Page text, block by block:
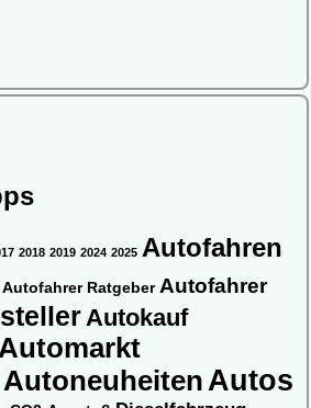
2018 2019 2024 2025 Autofahren
Autofahrer Ratgeber Autofahrer
Autokauf
Automarkt
AutoneuheitenAutos